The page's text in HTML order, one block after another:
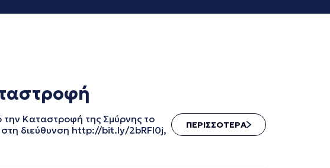
Καταστροφή της Σμύρνης το
στη διεύθυνση http://bit.ly/2bRFl0j,
ΠΕΡΙΣΣΟΤΕΡΑ